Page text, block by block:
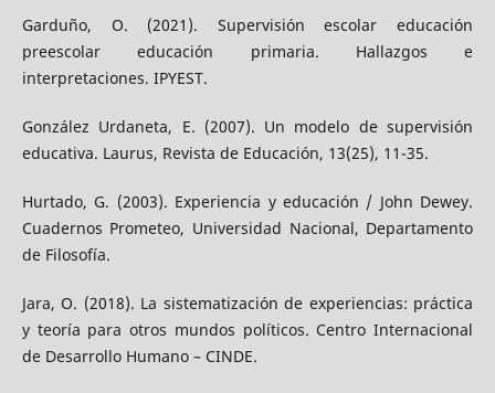
Garduño, O. (2021). Supervisión escolar educación
preescolar educación primaria. Hallazgos e
interpretaciones. IPYEST.
González Urdaneta, E. (2007). Un modelo de supervisión
educativa. Laurus, Revista de Educación, 13(25), 11-35.
Hurtado, G. (2003). Experiencia y educación / John Dewey.
Cuadernos Prometeo, Universidad Nacional, Departamento
de Filosofía.
Jara, O. (2018). La sistematización de experiencias: práctica
y teoría para otros mundos políticos. Centro Internacional
de Desarrollo Humano – CINDE.